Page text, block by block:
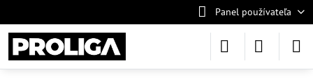
Panel používateľa